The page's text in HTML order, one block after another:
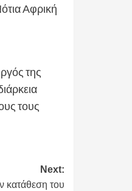
Αφρική
της
τους
Next:
κατάθεση του